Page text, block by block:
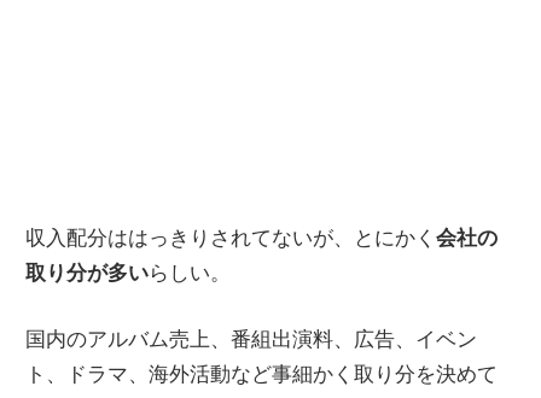
収入配分ははっきりされてないが、とにかく会社の
取り分が多いらしい。
国内のアルバム売上、番組出演料、広告、イベン
ト、ドラマ、海外活動など事細かく取り分を決めて